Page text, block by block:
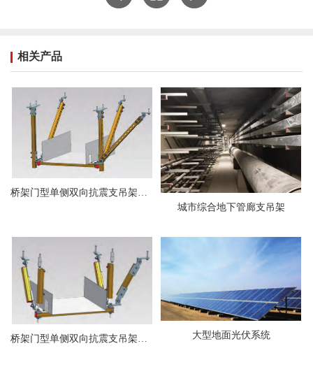
相关产品
城市综合地下管廊支吊架
桥架门型单侧双向抗震支吊架（主吊螺旋杆） 大型地面光伏系统